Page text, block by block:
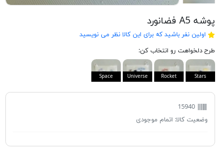
پوشه A5 فضانورد
اولین نفر باشید که برای این کالا نظر می نویسید
طرح دلخواهت رو انتخاب کن:
Stars
Rocket
Universe
Space
15940
وضعیت کالا: اتمام موجودی